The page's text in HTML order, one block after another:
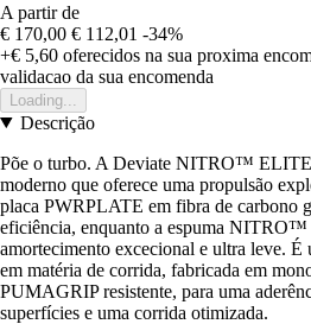
A partir de
€ 170,00 € 112,01 -34%
+€ 5,60 oferecidos na sua proxima
validacao da sua encomenda
Loading...
Descrição
Põe o turbo. A Deviate NITRO™ ELITE
moderno que oferece uma propulsão
placa PWRPLATE em fibra de carbono
eficiência, enquanto a espuma
amortecimento excecional e ultra leve. É
em matéria de corrida, fabricada em
PUMAGRIP resistente, para uma
superfícies e uma corrida otimizada.